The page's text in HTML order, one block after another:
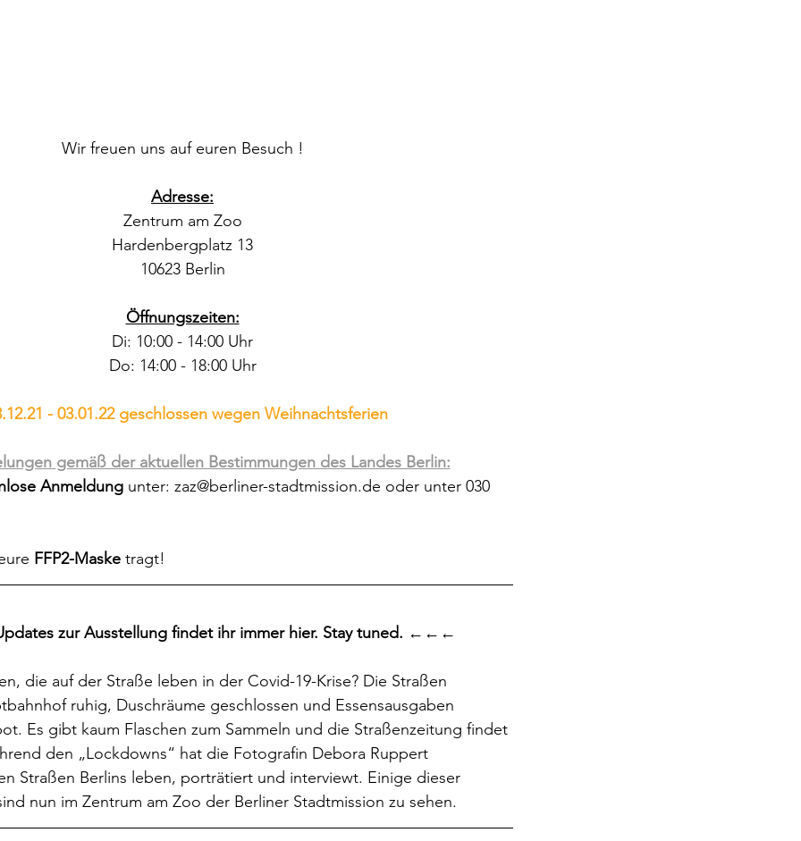
Wir freuen uns auf euren Besuch !
Adresse:
Zentrum am Zoo
Hardenbergplatz 13
10623 Berlin
Öffnungszeiten:
Di: 10:00 - 14:00 Uhr
Do: 14:00 - 18:00 Uhr
- 03.01.22 geschlossen wegen Weihnachtsferien
gemäß der aktuellen Bestimmungen des Landes Berlin:
Anmeldung unter: zaz@berliner-stadtmission.de oder unter 030
FFP2-Maske tragt!
zur Ausstellung findet ihr immer hier. Stay tuned. ←←←
die auf der Straße leben in der Covid-19-Krise? Die Straßen
ruhig, Duschräume geschlossen und Essensausgaben
Es gibt kaum Flaschen zum Sammeln und die Straßenzeitung findet
den „Lockdowns“ hat die Fotografin Debora Ruppert
Straßen Berlins leben, porträtiert und interviewt. Einige dieser
nun im Zentrum am Zoo der Berliner Stadtmission zu sehen.